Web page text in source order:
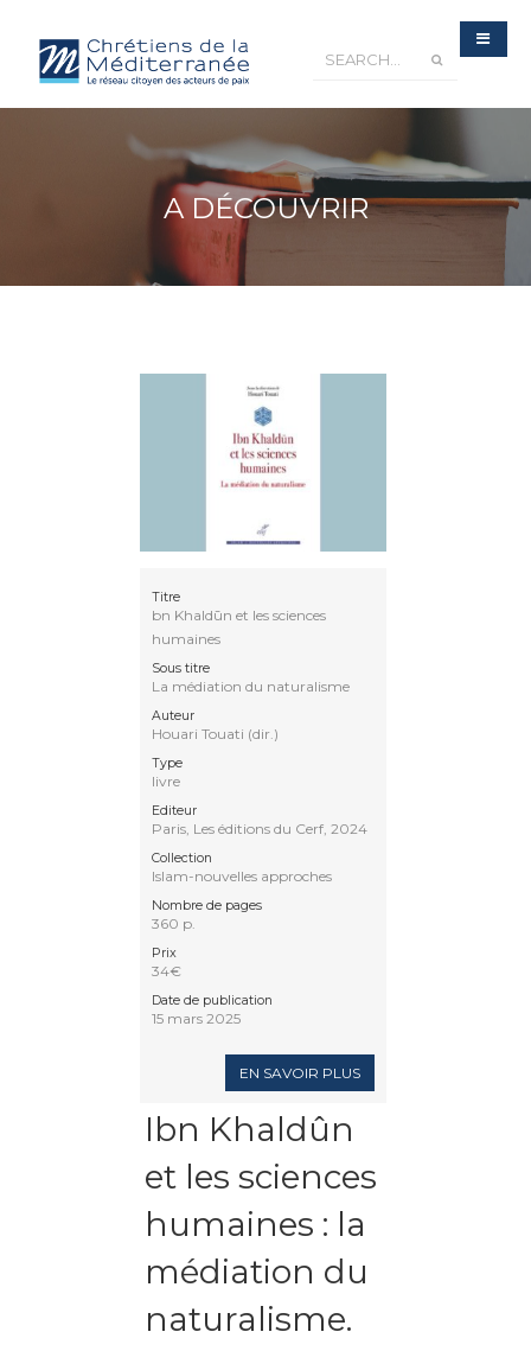
A DÉCOUVRIR
Titre
bn Khaldūn et les sciences
humaines
Sous titre
La médiation du naturalisme
Auteur
Houari Touati (dir.)
Type
livre
Editeur
Paris, Les éditions du Cerf, 2024
Collection
Islam-nouvelles approches
Nombre de pages
360 p.
Prix
34€
Date de publication
15 mars 2025
EN SAVOIR PLUS
Ibn Khaldûn
et les sciences
humaines : la
médiation du
naturalisme.